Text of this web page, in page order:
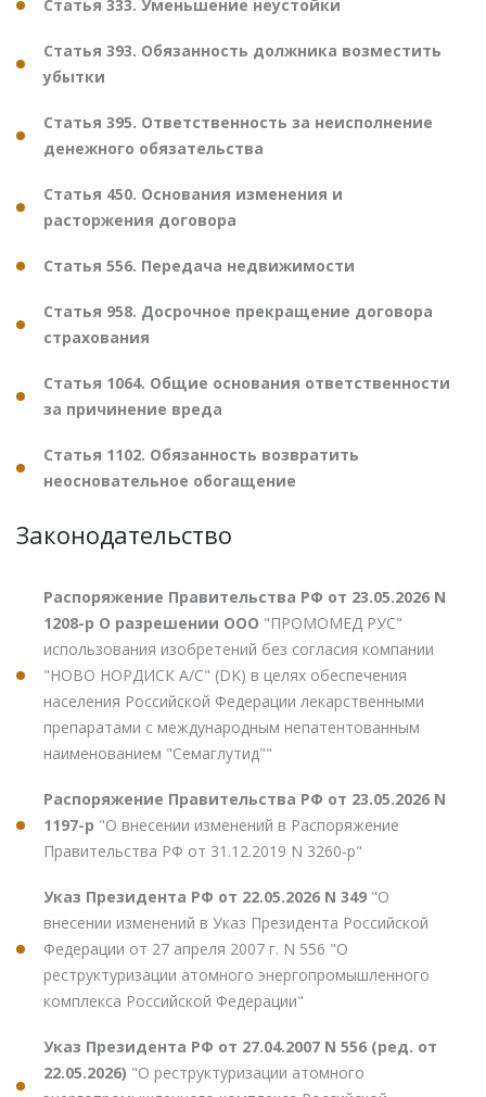
Статья 333. Уменьшение неустойки
Статья 393. Обязанность должника возместить
убытки
Статья 395. Ответственность за неисполнение
денежного обязательства
Статья 450. Основания изменения и
расторжения договора
Статья 556. Передача недвижимости
Статья 958. Досрочное прекращение договора
страхования
Статья 1064. Общие основания ответственности
за причинение вреда
Статья 1102. Обязанность возвратить
неосновательное обогащение
Законодательство
Распоряжение Правительства РФ от 23.05.2026 N
1208-р О разрешении ООО "ПРОМОМЕД РУС"
использования изобретений без согласия компании
"НОВО НОРДИСК А/С" (DK) в целях обеспечения
населения Российской Федерации лекарственными
препаратами с международным непатентованным
наименованием "Семаглутид""
Распоряжение Правительства РФ от 23.05.2026 N
1197-р "О внесении изменений в Распоряжение
Правительства РФ от 31.12.2019 N 3260-р"
Указ Президента РФ от 22.05.2026 N 349 "О
внесении изменений в Указ Президента Российской
Федерации от 27 апреля 2007 г. N 556 "О
реструктуризации атомного энергопромышленного
комплекса Российской Федерации"
Указ Президента РФ от 27.04.2007 N 556 (ред. от
22.05.2026) "О реструктуризации атомного